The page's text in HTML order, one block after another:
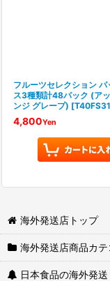
フルーツセレクション パ
ス3種類計48パック (ア
ンジ グレープ) [
4,800Yen
海外発送店トップ
海外発送店商品カ
日本食品の海外発